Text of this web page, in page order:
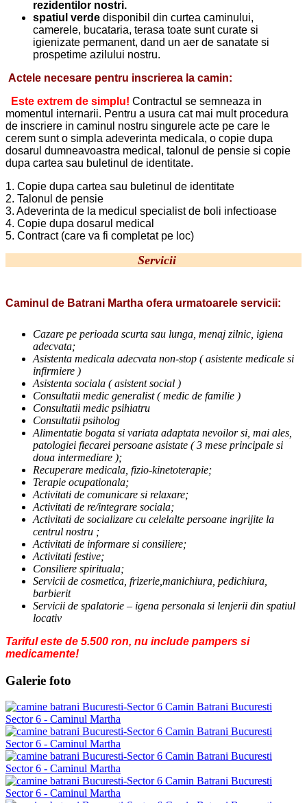
rezidentilor nostri.
spatiul verde disponibil din curtea caminului,
camerele, bucataria, terasa toate sunt curate si
igienizate permanent, dand un aer de sanatate si
prospetime azilului nostru.
Actele necesare pentru inscrierea la camin:
Este extrem de simplu! Contractul se semneaza in
momentul internarii. Pentru a usura cat mai mult procedura
de inscriere in caminul nostru singurele acte pe care le
cerem sunt o simpla adeverinta medicala, o copie dupa
dosarul dumneavoastra medical, talonul de pensie si copie
dupa cartea sau buletinul de identitate.
1. Copie dupa cartea sau buletinul de identitate
2. Talonul de pensie
3. Adeverinta de la medicul specialist de boli infectioase
4. Copie dupa dosarul medical
5. Contract (care va fi completat pe loc)
Servicii
Caminul de Batrani Martha ofera urmatoarele servicii:
Cazare pe perioada scurta sau lunga, menaj zilnic, igiena
adecvata;
Asistenta medicala adecvata non-stop ( asistente medicale si
infirmiere )
Asistenta sociala ( asistent social )
Consultatii medic generalist ( medic de familie )
Consultatii medic psihiatru
Consultatii psiholog
Alimentatie bogata si variata adaptata nevoilor si, mai ales,
patologiei fiecarei persoane asistate ( 3 mese principale si
doua intermediare );
Recuperare medicala, fizio-kinetoterapie;
Terapie ocupationala;
Activitati de comunicare si relaxare;
Activitati de re/integrare sociala;
Activitati de socializare cu celelalte persoane ingrijite la
centrul nostru ;
Activitati de informare si consiliere;
Activitati festive;
Consiliere spirituala;
Servicii de cosmetica, frizerie,manichiura, pedichiura,
barbierit
Servicii de spalatorie – igena personala si lenjerii din spatiul
locativ
Tariful este de 5.500 ron, nu include pampers si
medicamente!
Galerie foto